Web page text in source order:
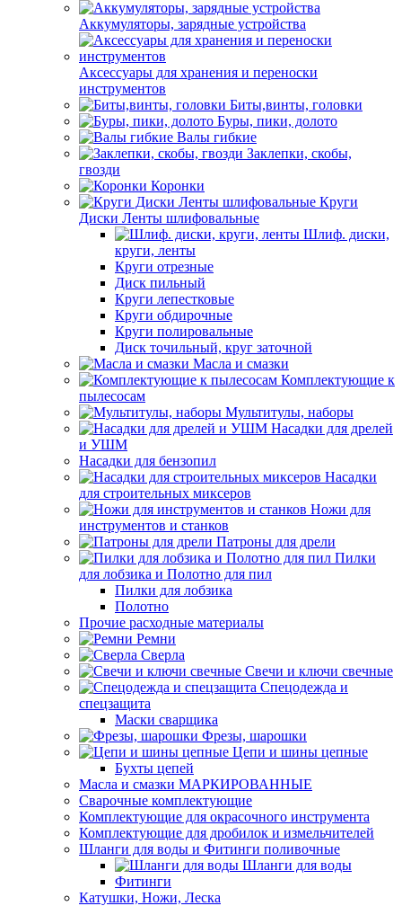
Аккумуляторы, зарядные устройства
Аксессуары для хранения и переноски
инструментов
Биты,винты, головки
Буры, пики, долото
Валы гибкие
Заклепки, скобы,
гвозди
Коронки
Круги
Диски Ленты шлифовальные
Шлиф. диски,
круги, ленты
Круги отрезные
Диск пильный
Круги лепестковые
Круги обдирочные
Круги полировальные
Диск точильный, круг заточной
Масла и смазки
Комплектующие к
пылесосам
Мультитулы, наборы
Насадки для дрелей
и УШМ
Насадки для бензопил
Насадки
для строительных миксеров
Ножи для
инструментов и станков
Патроны для дрели
Пилки
для лобзика и Полотно для пил
Пилки для лобзика
Полотно
Прочие расходные материалы
Ремни
Сверла
Свечи и ключи свечные
Спецодежда и
спецзащита
Маски сварщика
Фрезы, шарошки
Цепи и шины цепные
Бухты цепей
Масла и смазки МАРКИРОВАННЫЕ
Сварочные комплектующие
Комплектующие для окрасочного инструмента
Комплектующие для дробилок и измельчителей
Шланги для воды и Фитинги поливочные
Шланги для воды
Фитинги
Катушки, Ножи, Леска